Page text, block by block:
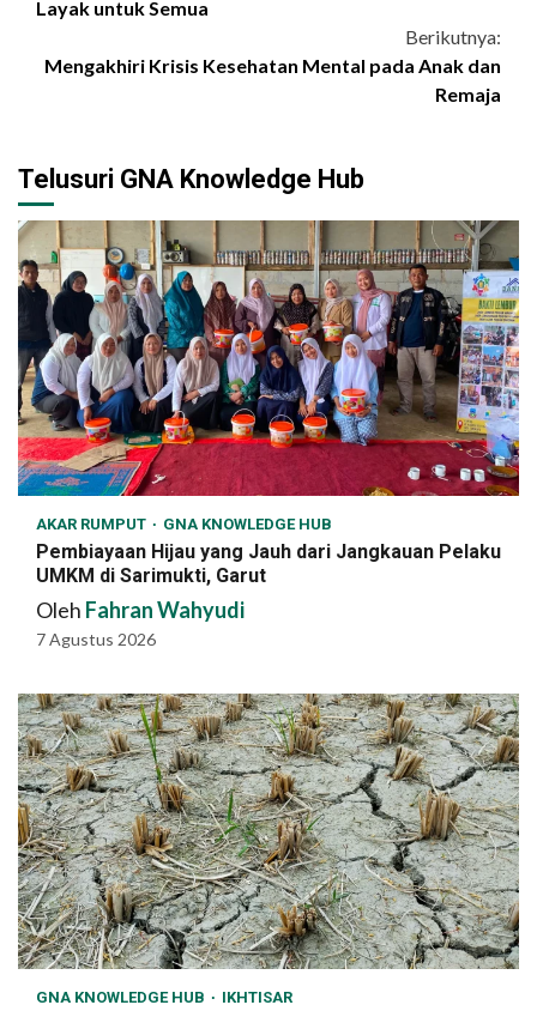
Layak untuk Semua
Berikutnya:
Mengakhiri Krisis Kesehatan Mental pada Anak dan
Remaja
Telusuri GNA Knowledge Hub
AKAR RUMPUT GNA KNOWLEDGE HUB
Pembiayaan Hijau yang Jauh dari Jangkauan Pelaku
UMKM di Sarimukti, Garut
Oleh Fahran Wahyudi
7 Agustus 2026
GNA KNOWLEDGE HUB IKHTISAR